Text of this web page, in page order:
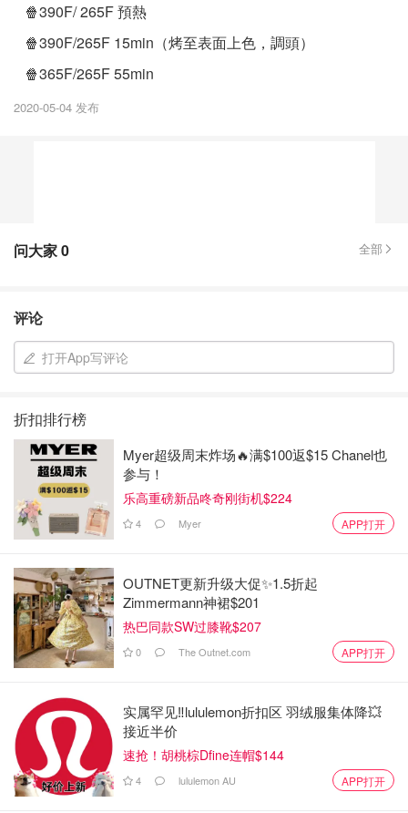
🍿️390F/ 265F 預熱
🍿️390F/265F 15min（烤至表面上色，調頭）
🍿️365F/265F 55min
2020-05-04 发布
问大家0 全部
评论
打开App写评论
折扣排行榜
Myer超级周末炸场🔥满$100返$15 Chanel也
参与！
乐高重磅新品咚奇刚街机$224
4 Myer APP打开
OUTNET更新升级大促✨1.5折起
Zimmermann神裙$201
热巴同款SW过膝靴$207
0 The Outnet.com APP打开
实属罕见‼️lululemon折扣区 羽绒服集体降💥
接近半价
速抢！胡桃棕Dfine连帽$144
4 lululemon AU APP打开